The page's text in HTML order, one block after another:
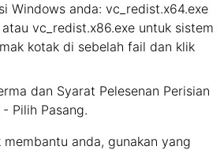
Windows anda: vc_redist.x64.exe
vc_redist.x86.exe untuk sistem
kotak di sebelah fail dan klik
dan Syarat Pelesenan Perisian
Pilih Pasang.
anda, gunakan yang